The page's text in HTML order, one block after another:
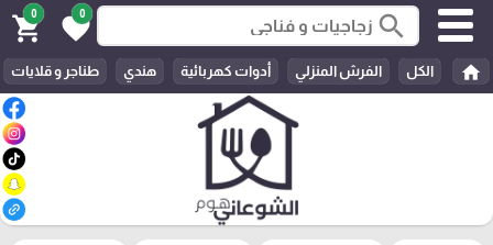
search
0
favorite
0
shopping_cart
home الكل الفرش المنزلي أدوات كهربائية هندي طناجر و قلايات